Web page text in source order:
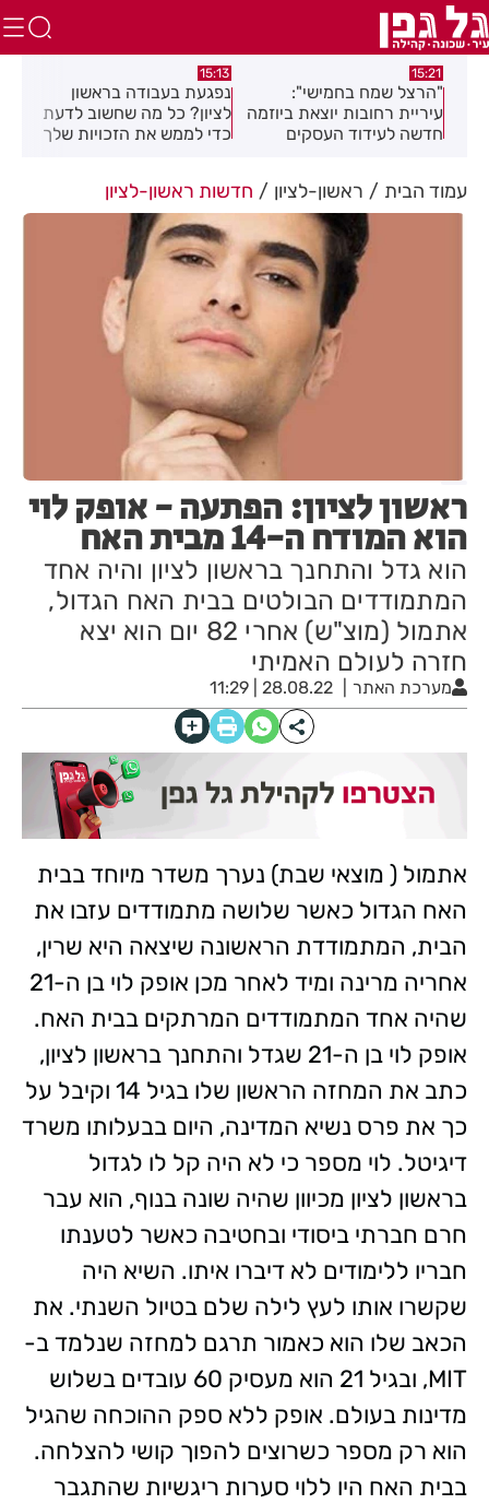
15:21
"הרצל שמח בחמישי":
עיריית רחובות יוצאת ביוזמה
חדשה לעידוד העסקים
15:13
נפגעת בעבודה בראשון
לציון? כל מה שחשוב לדעת
כדי לממש את הזכויות שלך
עמוד הבית ראשון-לציון חדשות ראשון-לציון
ראשון לציון: הפתעה - אופק לוי
הוא המודח ה-14 מבית האח
הוא גדל והתחנך בראשון לציון והיה אחד
המתמודדים הבולטים בבית האח הגדול,
אתמול (מוצ"ש) אחרי 82 יום הוא יצא
חזרה לעולם האמיתי
מערכת האתר 28.08.22 | 11:29
אתמול ( מוצאי שבת) נערך משדר מיוחד בבית
האח הגדול כאשר שלושה מתמודדים עזבו את
הבית, המתמודדת הראשונה שיצאה היא שרין,
אחריה מרינה ומיד לאחר מכן אופק לוי בן ה-21
שהיה אחד המתמודדים המרתקים בבית האח.
אופק לוי בן ה-21 שגדל והתחנך בראשון לציון,
כתב את המחזה הראשון שלו בגיל 14 וקיבל על
כך את פרס נשיא המדינה, היום בבעלותו משרד
דיגיטל. לוי מספר כי לא היה קל לו לגדול
בראשון לציון מכיוון שהיה שונה בנוף, הוא עבר
חרם חברתי ביסודי ובחטיבה כאשר לטענתו
חבריו ללימודים לא דיברו איתו. השיא היה
שקשרו אותו לעץ לילה שלם בטיול השנתי. את
הכאב שלו הוא כאמור תרגם למחזה שנלמד ב-
MIT, ובגיל 21 הוא מעסיק 60 עובדים בשלוש
מדינות בעולם. אופק ללא ספק ההוכחה שהגיל
הוא רק מספר כשרוצים להפוך קושי להצלחה.
בבית האח היו ללוי סערות ריגשיות שהתגבר